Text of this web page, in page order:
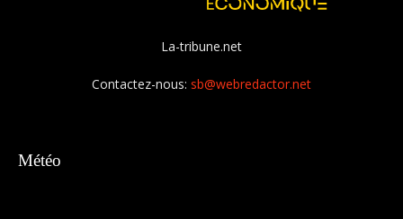
La-tribune.net
Contactez-nous: sb@webredactor.net
Météo